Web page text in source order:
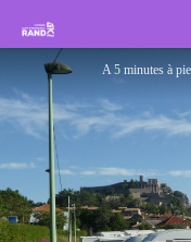
Rando Sisteron Buëch